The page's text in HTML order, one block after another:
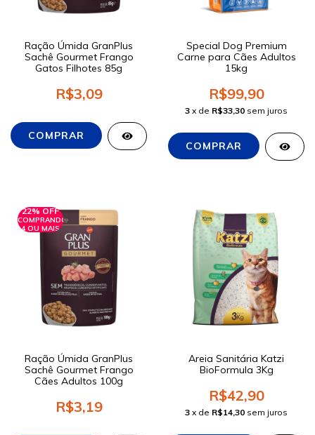
Ração Úmida GranPlus
Sachê Gourmet Frango
Gatos Filhotes 85g
R$3,09
Special Dog Premium
Carne para Cães Adultos
15kg
R$99,90
3 x de R$33,30 sem juros
22% OFF
COMPRANDO
4 OU MAIS
Ração Úmida GranPlus
Sachê Gourmet Frango
Cães Adultos 100g
R$3,19
Areia Sanitária Katzi
BioFormula 3Kg
R$42,90
3 x de R$14,30 sem juros